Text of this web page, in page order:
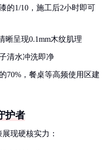
的1/10，施工后2小时即可
晰呈现0.1mm木纹肌理
清水冲洗即净
70%，餐桌等高频使用区建
护者
现硬核实力：